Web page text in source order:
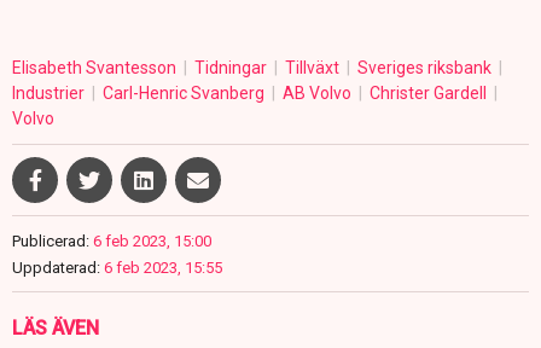
Elisabeth Svantesson Tidningar Tillväxt
Sveriges riksbank
Industrier
Carl-Henric Svanberg AB Volvo
Christer Gardell
Volvo
Publicerad: 6 feb 2023, 15:00
Uppdaterad: 6 feb 2023, 15:55
LÄS ÄVEN